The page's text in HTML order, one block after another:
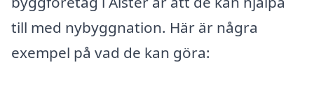
till med nybyggnation. Här är några
exempel på vad de kan göra: